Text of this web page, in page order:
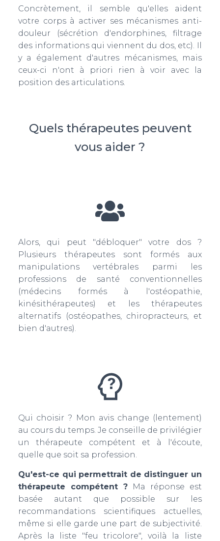
Concrètement, il semble qu'elles aident
votre corps à activer ses mécanismes anti-
douleur (sécrétion d'endorphines, filtrage
des informations qui viennent du dos, etc). Il
y a également d'autres mécanismes, mais
ceux-ci n'ont à priori rien à voir avec la
position des articulations.
Quels thérapeutes peuvent
vous aider ?
Alors, qui peut "débloquer" votre dos ?
Plusieurs thérapeutes sont formés aux
manipulations vertébrales parmi les
professions de santé conventionnelles
(médecins formés à l'ostéopathie,
kinésithérapeutes) et les thérapeutes
alternatifs (ostéopathes, chiropracteurs, et
bien d'autres).
Qui choisir ? Mon avis change (lentement)
au cours du temps. Je conseille de privilégier
un thérapeute compétent et à l'écoute,
quelle que soit sa profession.
Qu'est-ce qui permettrait de distinguer un
thérapeute compétent ?Ma réponse est
basée autant que possible sur les
recommandations scientifiques actuelles,
même si elle garde une part de subjectivité.
Après la liste "feu tricolore", voilà la liste